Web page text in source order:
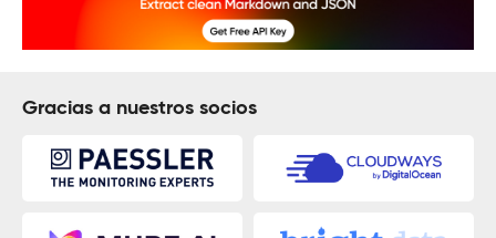
Gracias a nuestros socios